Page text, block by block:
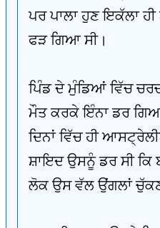
ਪਰ ਪਾਲਾ ਹੁਣ ਇਕੱਲਾ
ਫੜ ਗਿਆ ਸੀ।
ਪਿੰਡ ਦੇ ਮੁੰਡਿਆਂ ਵਿੱਚ
ਮੌਤ ਕਰਕੇ ਇੰਨਾ ਡਰ
ਦਿਨਾਂ ਵਿੱਚ ਹੀ
ਸ਼ਾਇਦ ਉਸਨੂੰ ਡਰ ਸੀ ਕਿ
ਲੋਕ ਉਸ ਵੱਲ ਉਂਗਲਾਂ